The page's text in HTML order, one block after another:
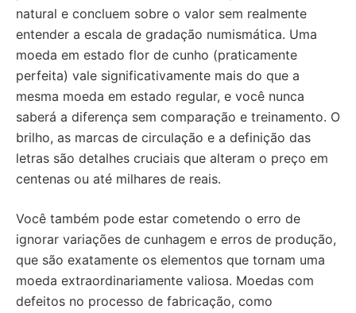
natural e concluem sobre o valor sem realmente
entender a escala de gradação numismática. Uma
moeda em estado flor de cunho (praticamente
perfeita) vale significativamente mais do que a
mesma moeda em estado regular, e você nunca
saberá a diferença sem comparação e treinamento. O
brilho, as marcas de circulação e a definição das
letras são detalhes cruciais que alteram o preço em
centenas ou até milhares de reais.
Você também pode estar cometendo o erro de
ignorar variações de cunhagem e erros de produção,
que são exatamente os elementos que tornam uma
moeda extraordinariamente valiosa. Moedas com
defeitos no processo de fabricação, como